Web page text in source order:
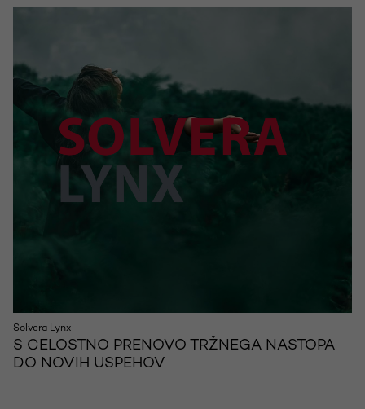
Solvera Lynx
S CELOSTNO PRENOVO TRŽNEGA NASTOPA
DO NOVIH USPEHOV